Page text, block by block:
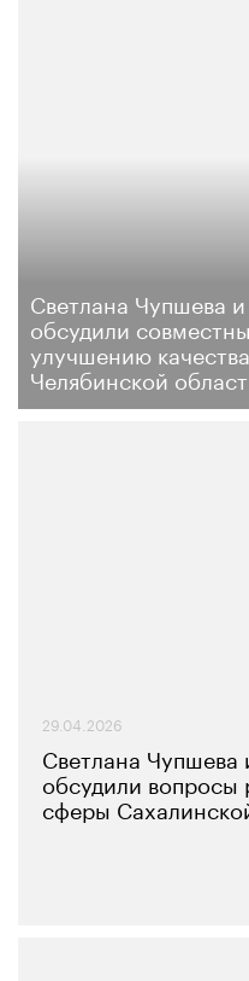
Светлана Чупшева
обсудили
улучшению
Челябинской
29.04.2026
Светлана
обсудили вопросы
сферы